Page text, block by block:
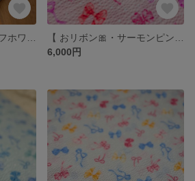
6,000円